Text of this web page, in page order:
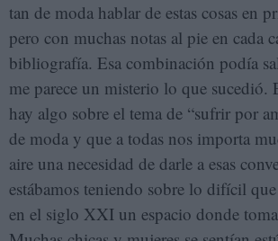
tan de moda hablar de estas cosas en
pero con muchas notas al pie en cada
bibliografía. Esa combinación podía
me parece un misterio lo que sucedió.
hay algo sobre el tema de “sufrir por
de moda y que a todas nos importa
aire una necesidad de darle a esas
estábamos teniendo sobre lo difícil que
en el siglo XXI un espacio donde